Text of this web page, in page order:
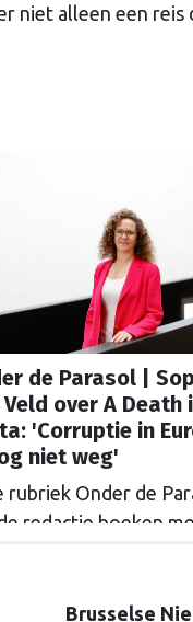
niet alleen een reis
de Parasol |
Veld over A Death
'Corruptie in
niet weg'
rubriek Onder de
redactie boeken
van
Brusselse